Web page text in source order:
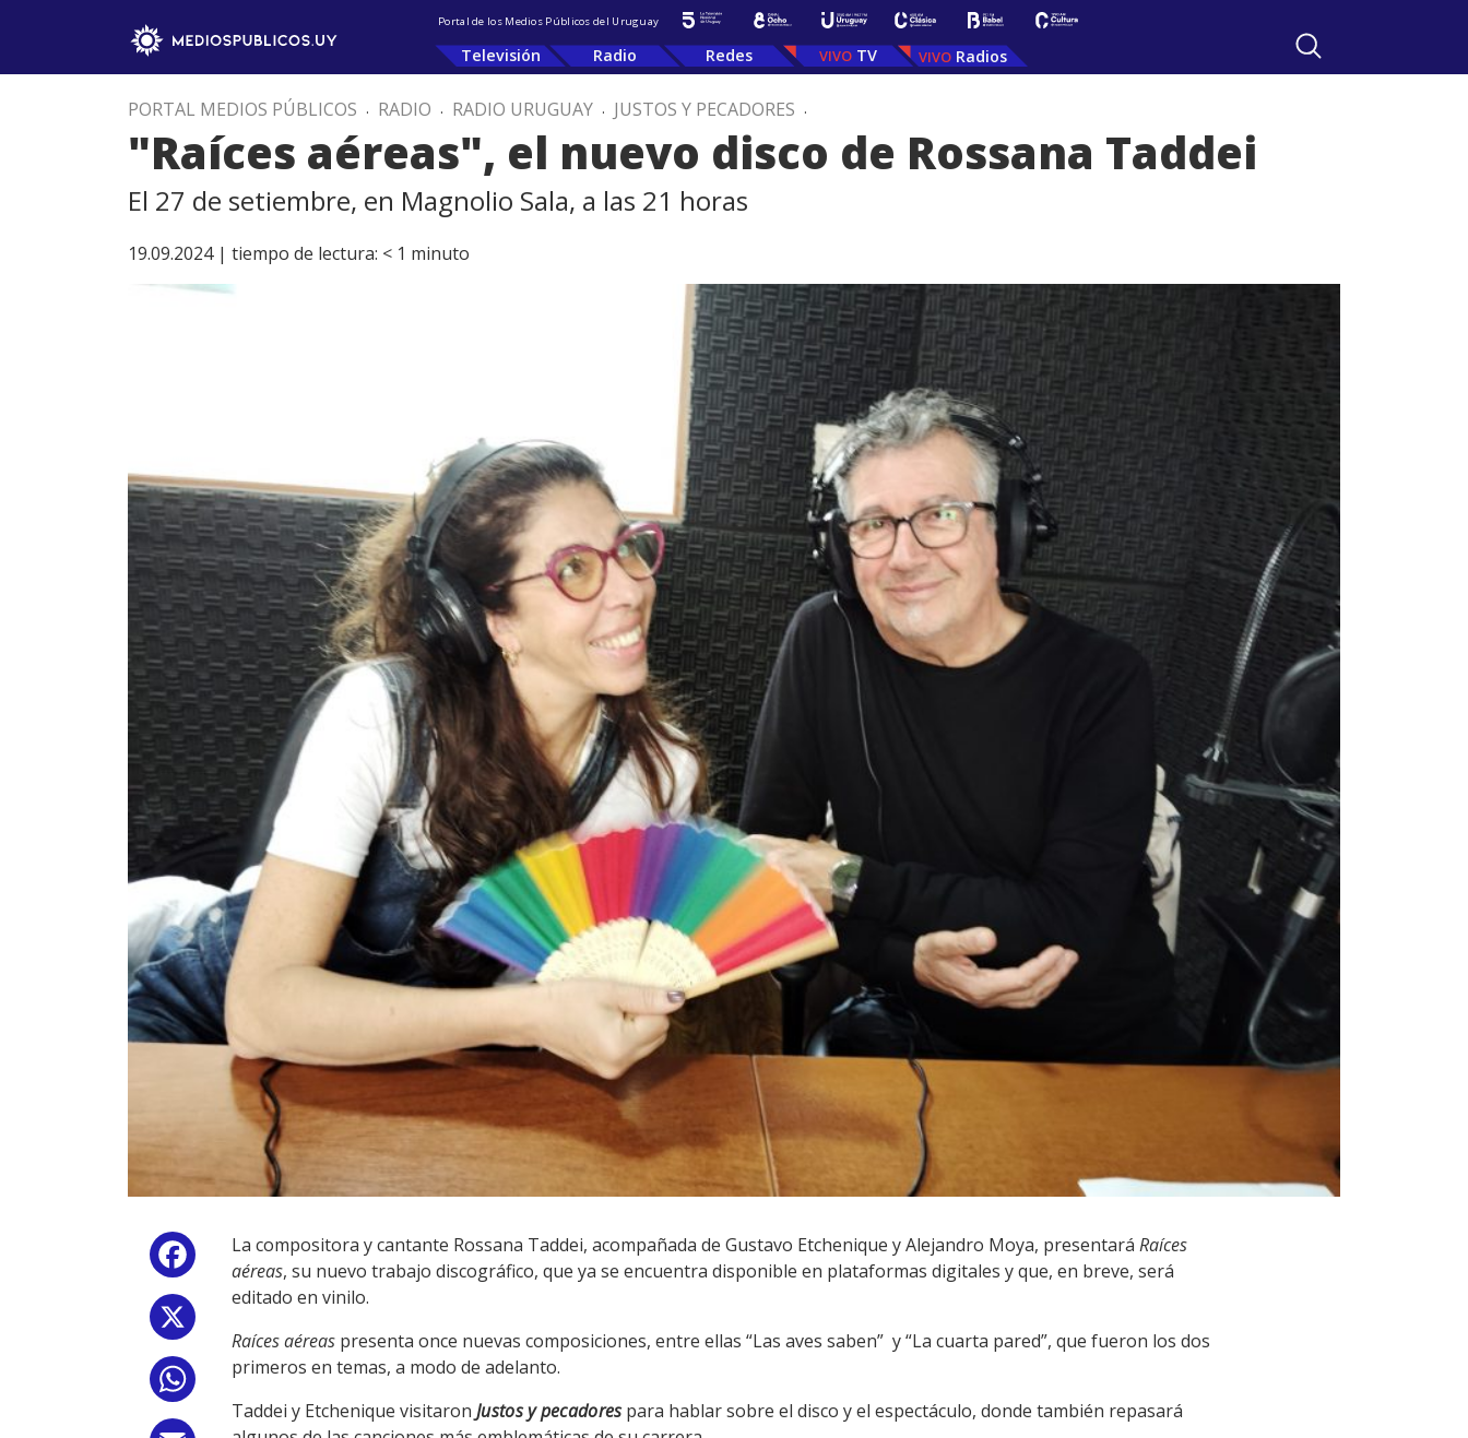
Portal de los Medios Públicos del Uruguay
Televisión Radio Redes TV Radios
PORTAL MEDIOS PÚBLICOS . RADIO . RADIO URUGUAY . JUSTOS Y PECADORES .
"Raíces aéreas", el nuevo disco de Rossana Taddei
El 27 de setiembre, en Magnolio Sala, a las 21 horas
19.09.2024 | tiempo de lectura: < 1 minuto
Facebook
WhatsApp
La compositora y cantante Rossana Taddei, acompañada de Gustavo Etchenique y Alejandro Moya, presentará Raíces
aéreas, su nuevo trabajo discográfico, que ya se encuentra disponible en plataformas digitales y que, en breve, será
editado en vinilo.
Raíces aéreas presenta once nuevas composiciones, entre ellas “Las aves saben” y “La cuarta pared”, que fueron los dos
primeros en temas, a modo de adelanto.
Taddei y Etchenique visitaron Justos y pecadorespara hablar sobre el disco y el espectáculo, donde también repasará